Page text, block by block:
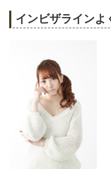
インビザライン